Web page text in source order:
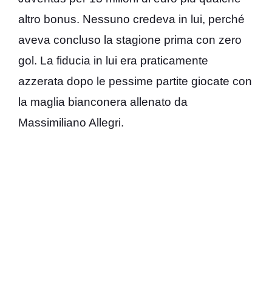
altro bonus. Nessuno credeva in lui, perché
aveva concluso la stagione prima con zero
gol. La fiducia in lui era praticamente
azzerata dopo le pessime partite giocate con
la maglia bianconera allenato da
Massimiliano Allegri.